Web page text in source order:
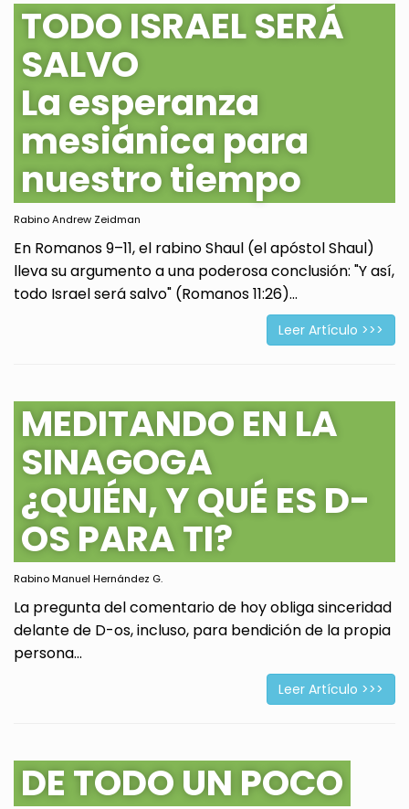
TODO ISRAEL SERÁ
SALVO
La esperanza
mesiánica para
nuestro tiempo
Rabino Andrew Zeidman
En Romanos 9–11, el rabino Shaul (el apóstol Shaul)
lleva su argumento a una poderosa conclusión: "Y así,
todo Israel será salvo" (Romanos 11:26)...
Leer Artículo >>>
MEDITANDO EN LA
SINAGOGA
¿QUIÉN, Y QUÉ ES D-
OS PARA TI?
Rabino Manuel Hernández G.
La pregunta del comentario de hoy obliga sinceridad
delante de D-os, incluso, para bendición de la propia
persona...
Leer Artículo >>>
DE TODO UN POCO